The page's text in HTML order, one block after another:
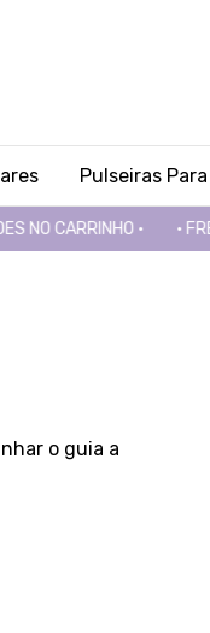
Pulseiras
• • FRETE
o guia a